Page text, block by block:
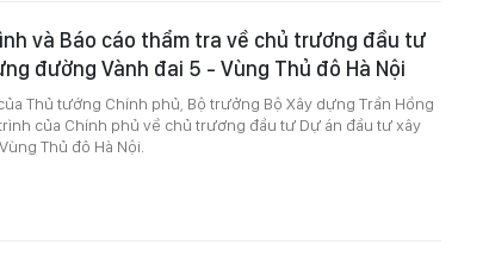
và Báo cáo thẩm tra về chủ trương đầu tư
đường Vành đai 5 - Vùng Thủ đô Hà Nội
Thủ tướng Chính phủ, Bộ trưởng Bộ Xây dựng Trần Hồng
của Chính phủ về chủ trương đầu tư Dự án đầu tư xây
Thủ đô Hà Nội.